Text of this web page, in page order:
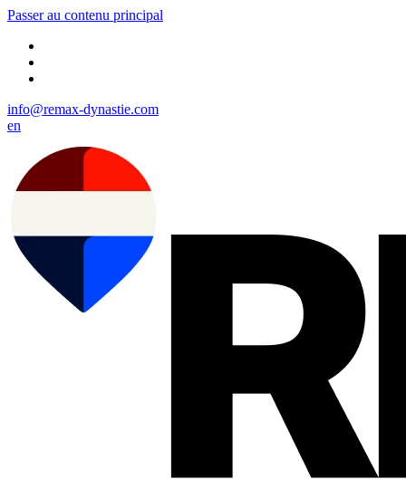
Passer au contenu principal
info@remax-dynastie.com
en